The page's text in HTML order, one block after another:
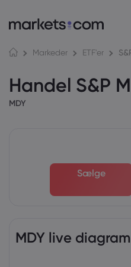
Markeder ETF'er
Handel S&P
MDY
Sælge
MDY live diagram